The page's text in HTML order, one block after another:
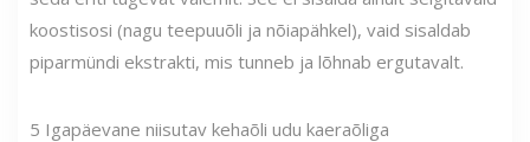
koostisosi (nagu teepuuõli ja nõiapähkel), vaid sisaldab
piparmündi ekstrakti, mis tunneb ja lõhnab ergutavalt.
5 Igapäevane niisutav kehaõli udu kaeraõliga